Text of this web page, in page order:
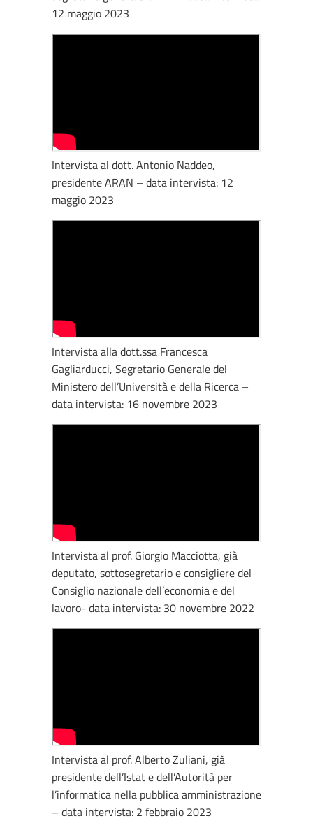
12 maggio 2023
Intervista al dott. Antonio Naddeo,
presidente ARAN – data intervista: 12
maggio 2023
Intervista alla dott.ssa Francesca
Gagliarducci, Segretario Generale del
Ministero dell’Università e della Ricerca –
data intervista: 16 novembre 2023
Intervista al prof. Giorgio Macciotta, già
deputato, sottosegretario e consigliere del
Consiglio nazionale dell’economia e del
lavoro- data intervista: 30 novembre 2022
Intervista al prof. Alberto Zuliani, già
presidente dell’Istat e dell’Autorità per
l’informatica nella pubblica amministrazione
– data intervista: 2 febbraio 2023